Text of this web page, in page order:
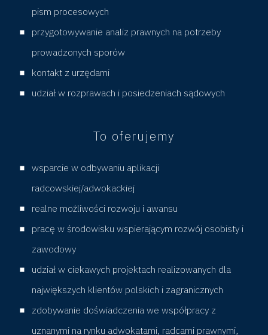
s
y
a
w
n
i
k
pism procesowych
przygotowywanie analiz prawnych na potrzeby
prowadzonych sporów
kontakt z urzędami
udział w rozprawach i posiedzeniach sądowych
To oferujemy
wsparcie w odbywaniu aplikacji
radcowskiej/adwokackiej
realne możliwości rozwoju i awansu
pracę w środowisku wspierającym rozwój osobisty i
zawodowy
udział w ciekawych projektach realizowanych dla
największych klientów polskich i zagranicznych
zdobywanie doświadczenia we współpracy z
uznanymi na rynku adwokatami, radcami prawnymi,